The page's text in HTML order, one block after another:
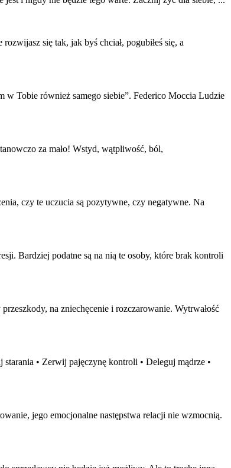
się tak, jak byś chciał, pogubiłeś się, a
w Tobie również samego siebie”. Federico Moccia Ludzie
za mało! Wstyd, wątpliwość, ból,
czy te uczucia są pozytywne, czy negatywne. Na
Bardziej podatne są na nią te osoby, które brak kontroli
na zniechęcenie i rozczarowanie. Wytrwałość
starania • Zerwij pajęczynę kontroli • Deleguj mądrze •
, jego emocjonalne następstwa relacji nie wzmocnią.